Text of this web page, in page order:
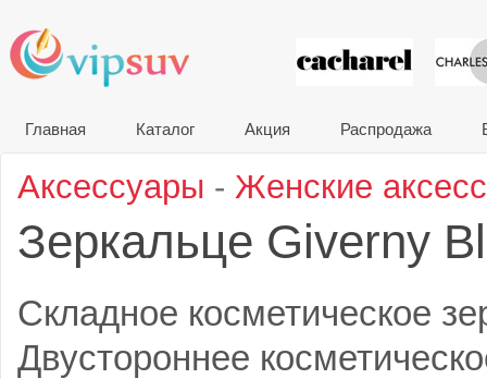
VIP
Главная Каталог Акция Распродажа
Аксессуары - Женские
Зеркальце Giverny
Складное косметическое
Двустороннее